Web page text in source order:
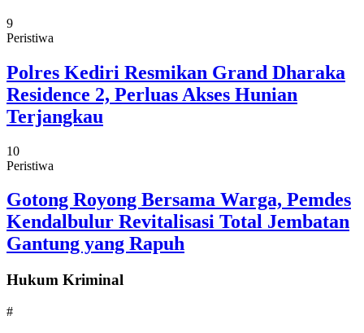
9
Peristiwa
Polres Kediri Resmikan Grand Dharaka
Residence 2, Perluas Akses Hunian
Terjangkau
10
Peristiwa
Gotong Royong Bersama Warga, Pemdes
Kendalbulur Revitalisasi Total Jembatan
Gantung yang Rapuh
Hukum Kriminal
#